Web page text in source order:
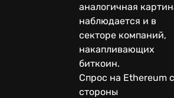
аналогичная
наблюдается и в
секторе компаний,
накапливающих
биткоин.
Спрос на Ethereum
стороны